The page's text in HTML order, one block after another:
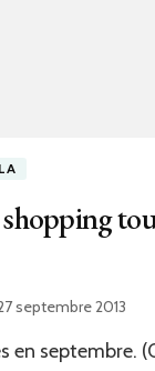
septembre 2013
en septembre.